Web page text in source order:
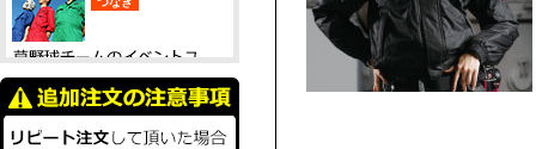
ユニフォーム